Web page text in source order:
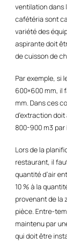
ventilation dans
cafétéria sont
variété des
aspirante doit
de cuisson de
Par exemple, si
600×600 mm, il
mm. Dans ces
d’extraction
800-900 m3 par
Lors de la
restaurant, il
quantité d’air
10 % à la
provenant de la
pièce. Entre-
maintenu par
qui doit être